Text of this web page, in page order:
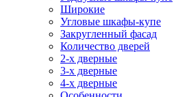
Широкие
Угловые шкафы-купе
Закругленный фасад
Количество дверей
2-х дверные
3-х дверные
4-х дверные